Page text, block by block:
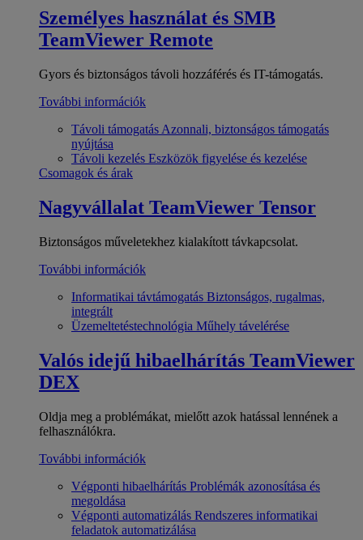
Személyes használat és SMB
TeamViewer Remote
Gyors és biztonságos távoli hozzáférés és IT-támogatás.
További információk
Távoli támogatás Azonnali, biztonságos támogatás
nyújtása
Távoli kezelés Eszközök figyelése és kezelése
Csomagok és árak
Nagyvállalat TeamViewer Tensor
Biztonságos műveletekhez kialakított távkapcsolat.
További információk
Informatikai távtámogatás Biztonságos, rugalmas,
integrált
Üzemeltetéstechnológia Műhely távelérése
Valós idejű hibaelhárítás TeamViewer
DEX
Oldja meg a problémákat, mielőtt azok hatással lennének a
felhasználókra.
További információk
Végponti hibaelhárítás Problémák azonosítása és
megoldása
Végponti automatizálás Rendszeres informatikai
feladatok automatizálása